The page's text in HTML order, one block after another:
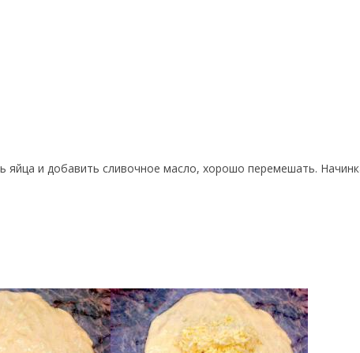
яйца и добавить сливочное масло, хорошо перемешать.